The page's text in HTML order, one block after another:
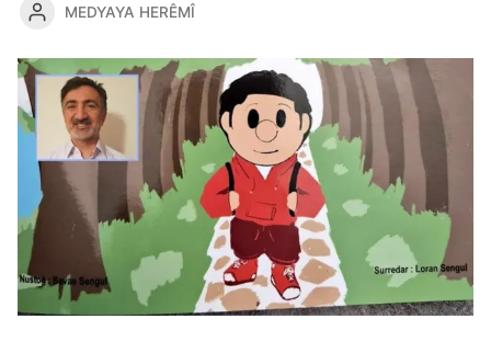
MEDYAYA HERÊMÎ